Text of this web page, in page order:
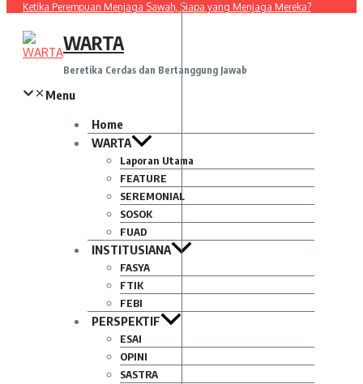
Ketika Perempuan Menjaga Sawah, Siapa yang Menjaga Mereka?
WARTA
Beretika Cerdas dan Bertanggung Jawab
Menu
Home
WARTA
Laporan Utama
FEATURE
SEREMONIAL
SOSOK
FUAD
INSTITUSIANA
FASYA
FTIK
FEBI
PERSPEKTIF
ESAI
OPINI
SASTRA